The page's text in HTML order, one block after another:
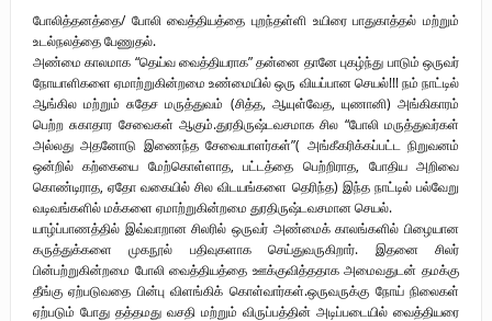
திறந்த மடல்!
போலித்தனத்தை/ போலி வைத்தியத்தை புறந்தள்ளி உயிரை பாதுகாத்தல் மற்றும்
உடல்நலத்தை பேணுதல்.
அண்மை காலமாக “தெய்வ வைத்தியராக” தன்னை தானே புகழ்ந்து பாடும் ஒருவர்
நோயாளிகளை ஏமாற்றுகின்றமை உண்மையில் ஒரு வியப்பான செயல்!!! நம் நாட்டில்
ஆங்கில மற்றும் சுதேச மருத்துவம் (சித்த, ஆயுள்வேத, யுணானி) அங்கிகாரம்
பெற்ற சுகாதார சேவைகள் ஆகும்.துரதிருஷ்டவசமாக சில “போலி மருத்துவர்கள்
அல்லது அதனோடு இணைந்த சேவையாளர்கள்”( அங்கீகரிக்கப்பட்ட நிறுவனம்
ஒன்றில் கற்கையை மேற்கொள்ளாத, பட்டத்தை பெற்றிராத, போதிய அறிவை
கொண்டிராத, ஏதோ வகையில் சில விடயங்களை தெரிந்த) இந்த நாட்டில் பல்வேறு
வடிவங்களில் மக்களை ஏமாற்றுகின்றமை துரதிருஷ்டவசமான செயல்.
யாழ்ப்பாணத்தில் இவ்வாறான சிலரில் ஒருவர் அண்மைக் காலங்களில் பிழையான
கருத்துக்களை முகநூல் பதிவுகளாக செய்துவருகிறார். இதனை சிலர்
பின்பற்றுகின்றமை போலி வைத்தியத்தை ஊக்குவித்ததாக அமைவதுடன் தமக்கு
தீங்கு ஏற்படுவதை பின்பு விளங்கிக் கொள்வார்கள்.ஒருவருக்கு நோய் நிலைகள்
ஏற்படும் போது தத்தமது வசதி மற்றும் விருப்பத்தின் அடிப்படையில் வைத்தியரை